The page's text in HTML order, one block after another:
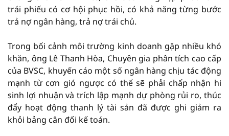
trái phiếu có cơ hội phục hồi, có khả năng từng bước
trả nợ ngân hàng, trả nợ trái chủ.
Trong bối cảnh môi trường kinh doanh gặp nhiều khó
khăn, ông Lê Thanh Hòa, Chuyên gia phân tích cao cấp
của BVSC, khuyến cáo một số ngân hàng chịu tác động
mạnh từ cơn gió ngược có thể sẽ phải chấp nhận hi
sinh lợi nhuận và trích lập mạnh dự phòng rủi ro, thúc
đẩy hoạt động thanh lý tài sản đã được ghi giảm ra
khỏi bảng cân đối kế toán.